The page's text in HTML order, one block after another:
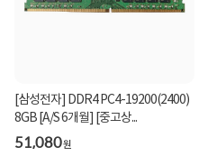
[삼성전자] DDR4 PC4-19200(2400)
8GB [A/S 6개월] [중고상...
51,080원